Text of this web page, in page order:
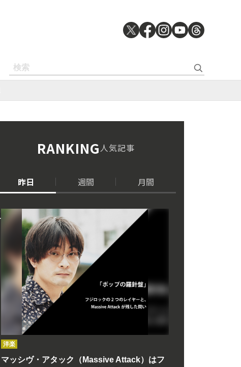
RANKING人気記事
昨日 週間 月間
洋楽
マッシヴ・アタック（Massive Attack）はフ